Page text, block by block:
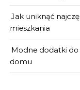
Jak uniknąć
mieszkania
Modne dodatki
domu